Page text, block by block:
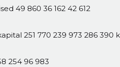
49 860 36 162 42 612
251 770 239 973 286 390
254 96 983